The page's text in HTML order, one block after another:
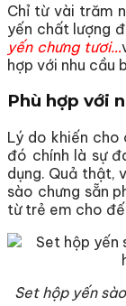
Chỉ từ vài trăm
yến chất lượng
yến chưng tươi…
hợp với nhu cầu
Phù hợp với
Lý do khiến cho
đó chính là sự
dụng. Quả thật,
sào chưng sẵn
từ trẻ em cho
Set hộp yến